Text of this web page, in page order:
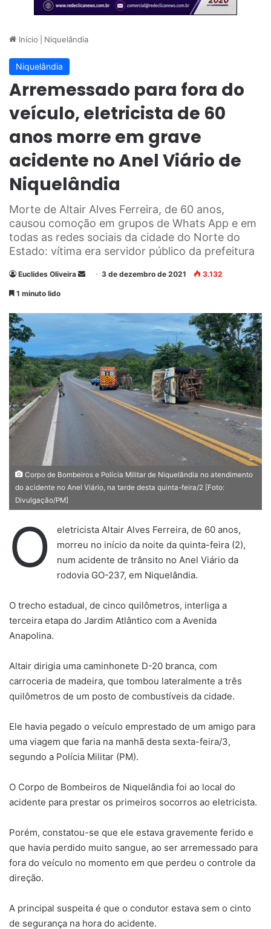
Início Niquelândia
Niquelândia
Arremessado para fora do
veículo, eletricista de 60
anos morre em grave
acidente no Anel Viário de
Niquelândia
Morte de Altair Alves Ferreira, de 60 anos,
causou comoção em grupos de Whats App e em
todas as redes sociais da cidade do Norte do
Estado: vítima era servidor público da prefeitura
Euclides Oliveira
m
e
-
3 de dezembro de 2021 3.132
1 minuto lido
Corpo de Bombeiros e Polícia Militar de Niquelândia no atendimento
do acidente no Anel Viário, na tarde desta quinta-feira/2 [Foto:
Divulgação/PM]
O
eletricista Altair Alves Ferreira, de 60 anos,
morreu no início da noite da quinta-feira (2),
num acidente de trânsito no Anel Viário da
rodovia GO-237, em Niquelândia.
O trecho estadual, de cinco quilômetros, interliga a
terceira etapa do Jardim Atlântico com a Avenida
Anapolina.
Altair dirigia uma caminhonete D-20 branca, com
carroceria de madeira, que tombou lateralmente a três
quilômetros de um posto de combustíveis da cidade.
Ele havia pegado o veículo emprestado de um amigo para
uma viagem que faria na manhã desta sexta-feira/3,
segundo a Polícia Militar (PM).
O Corpo de Bombeiros de Niquelândia foi ao local do
acidente para prestar os primeiros socorros ao eletricista.
Porém, constatou-se que ele estava gravemente ferido e
que havia perdido muito sangue, ao ser arremessado para
fora do veículo no momento em que perdeu o controle da
direção.
A principal suspeita é que o condutor estava sem o cinto
de segurança na hora do acidente.